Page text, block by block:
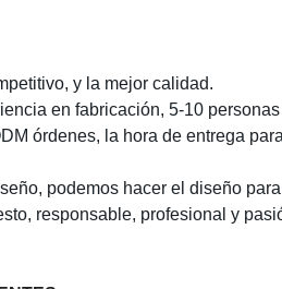
y la mejor calidad.
en fabricación, 5-10
órdenes, la hora de entrega
podemos hacer el diseño
responsable, profesional y